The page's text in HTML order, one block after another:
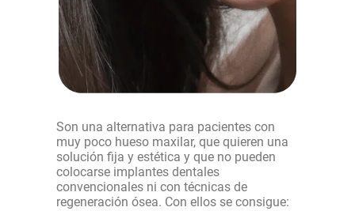
Son una alternativa para pacientes con
muy poco hueso maxilar, que quieren una
solución fija y estética y que no pueden
colocarse implantes dentales
convencionales ni con técnicas de
regeneración ósea. Con ellos se consigue: